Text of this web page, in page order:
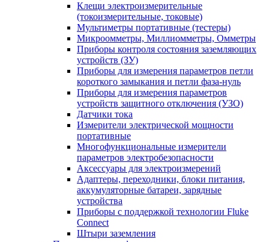
Клещи электроизмерительные
(токоизмерительные, токовые)
Мультиметры портативные (тестеры)
Микроомметры, Миллиомметры, Омметры
Приборы контроля состояния заземляющих
устройств (ЗУ)
Приборы для измерения параметров петли
короткого замыкания и петли фаза-нуль
Приборы для измерения параметров
устройств защитного отключения (УЗО)
Датчики тока
Измерители электрической мощности
портативные
Многофункциональные измерители
параметров электробезопасности
Аксессуары для электроизмерений
Адаптеры, переходники, блоки питания,
аккумуляторные батареи, зарядные
устройства
Приборы с поддержкой технологии Fluke
Connect
Штыри заземления